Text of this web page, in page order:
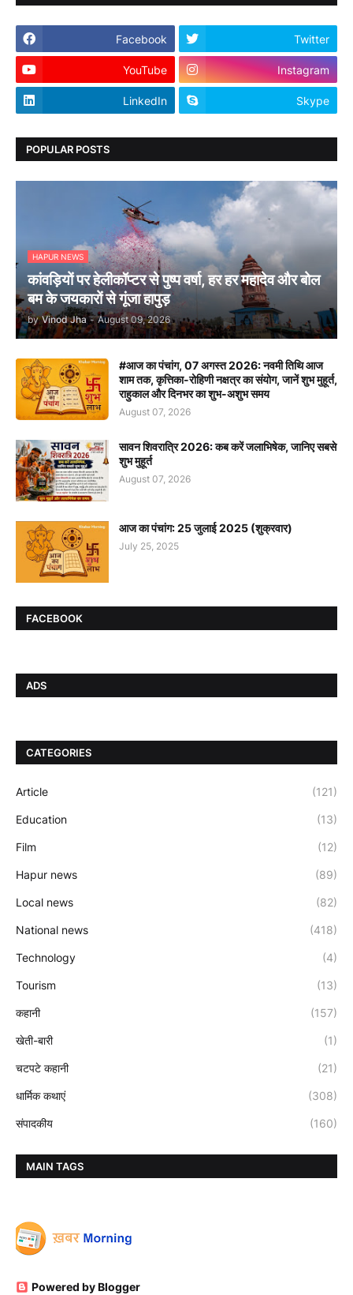
Facebook Twitter
YouTube Instagram
LinkedIn Skype
POPULAR POSTS
HAPUR NEWS
कांवड़ियों पर हेलीकॉप्टर से पुष्प वर्षा, हर हर महादेव और बोल
बम के जयकारों से गूंजा हापुड़
by Vinod Jha - August 09, 2026
#आज का पंचांग, 07 अगस्त 2026: नवमी तिथि आज
शाम तक, कृत्तिका-रोहिणी नक्षत्र का संयोग, जानें शुभ मुहूर्त,
राहुकाल और दिनभर का शुभ-अशुभ समय
August 07, 2026
सावन शिवरात्रि 2026: कब करें जलाभिषेक, जानिए सबसे
शुभ मुहूर्त
August 07, 2026
आज का पंचांग: 25 जुलाई 2025 (शुक्रवार)
July 25, 2025
FACEBOOK
ADS
CATEGORIES
Article (121)
Education (13)
Film (12)
Hapur news (89)
Local news (82)
National news (418)
Technology (4)
Tourism (13)
कहानी (157)
खेती-बारी (1)
चटपटे कहानी (21)
धार्मिक कथाएं (308)
संपादकीय (160)
MAIN TAGS
Powered by Blogger